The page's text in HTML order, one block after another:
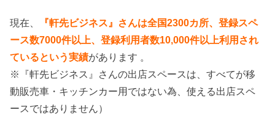
現在、
『軒先ビジネス』さんは全国2300カ所、登録スペ
ース数7000件以上、登録利用者数10,000件以上利用され
ているという実績があります 。
※『軒先ビジネス』さんの出店スペースは、すべてが移
動販売車・キッチンカー用ではない為、使える出店スペ
ースではありません）